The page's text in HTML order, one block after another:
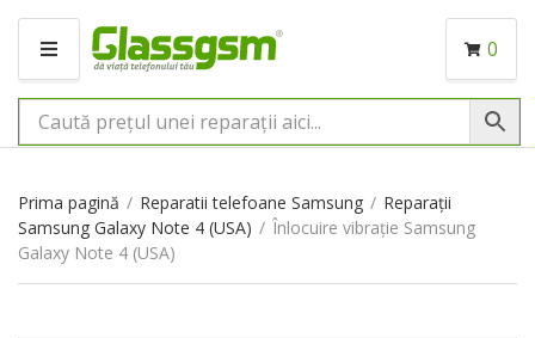
M
N
I
0
Prima pagină / Reparatii telefoane Samsung / Reparații
Samsung Galaxy Note 4 (USA) / Înlocuire vibrație Samsung
Galaxy Note 4 (USA)